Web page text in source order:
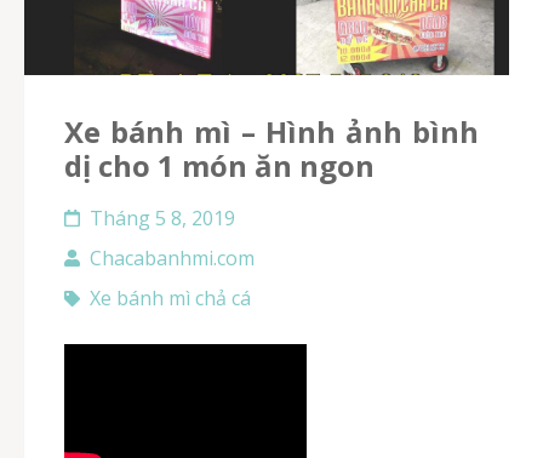
Xe bánh mì – Hình ảnh bình
dị cho 1 món ăn ngon
Tháng 5 8, 2019
Chacabanhmi.com
Xe bánh mì chả cá